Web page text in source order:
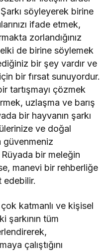
söyleyerek birine
ifade etmek,
zorlandığınız
de birine söylemek
bir şey vardır ve
bir fırsat sunuyordur.
tartışmayı çözmek
uzlaşma ve barış
bir hayvanın şarkı
ve doğal
güvenmeniz
bir meleğin
manevi bir rehberliğe
edebilir.
katmanlı ve kişisel
şarkının tüm
çalıştığını